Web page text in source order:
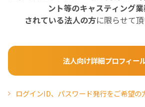
ント等のキャスティング
されている法人の方に限らせて頂
法人向け詳細プロフィー
ログインID、パスワード発行をご希望の